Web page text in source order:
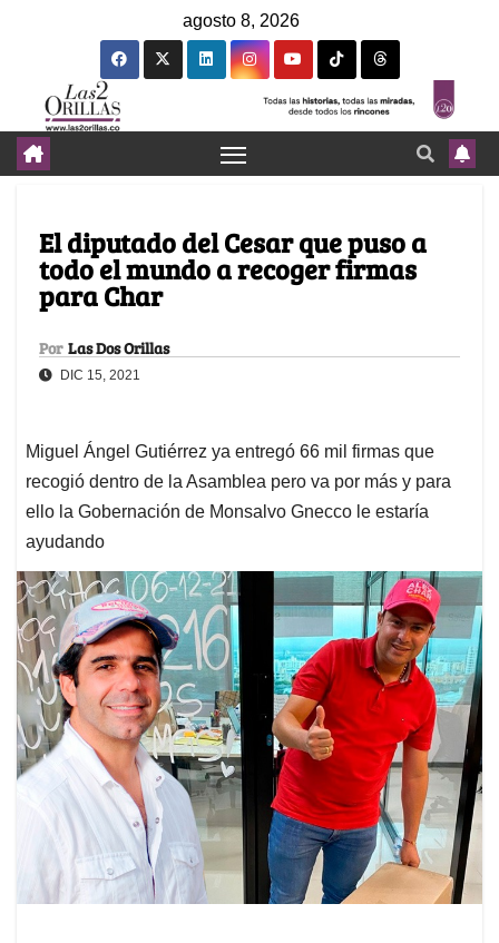
agosto 8, 2026
El diputado del Cesar que puso a
todo el mundo a recoger firmas
para Char
Por Las Dos Orillas
DIC 15, 2021
Miguel Ángel Gutiérrez ya entregó 66 mil firmas que
recogió dentro de la Asamblea pero va por más y para
ello la Gobernación de Monsalvo Gnecco le estaría
ayudando